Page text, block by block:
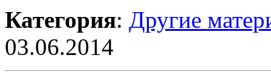
Категория: Другие
03.06.2014